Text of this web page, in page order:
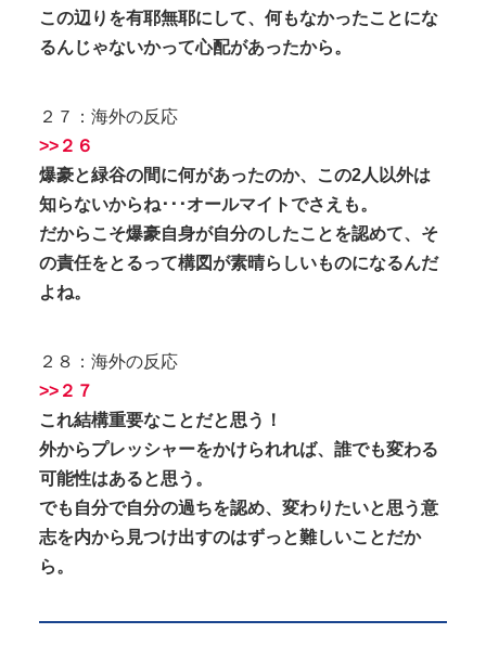
この辺りを有耶無耶にして、何もなかったことにな
るんじゃないかって心配があったから。
２７：海外の反応
>>２６
爆豪と緑谷の間に何があったのか、この2人以外は
知らないからね･･･オールマイトでさえも。
だからこそ爆豪自身が自分のしたことを認めて、そ
の責任をとるって構図が素晴らしいものになるんだ
よね。
２８：海外の反応
>>２７
これ結構重要なことだと思う！
外からプレッシャーをかけられれば、誰でも変わる
可能性はあると思う。
でも自分で自分の過ちを認め、変わりたいと思う意
志を内から見つけ出すのはずっと難しいことだか
ら。